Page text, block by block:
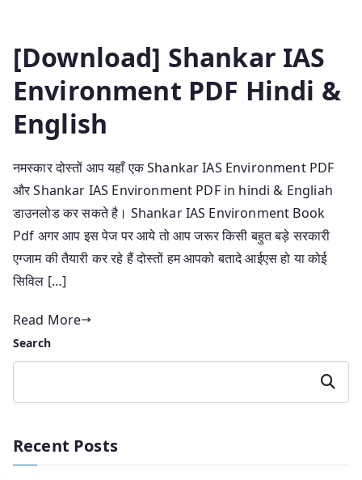
[Download] Shankar IAS
Environment PDF Hindi &
English
नमस्कार दोस्तों आप यहाँ एक Shankar IAS Environment PDF
और Shankar IAS Environment PDF in hindi & Engliah
डाउनलोड कर सकते है। Shankar IAS Environment Book
Pdf अगर आप इस पेज पर आये तो आप जरूर किसी बहुत बड़े सरकारी
एग्जाम की तैयारी कर रहे हैं दोस्तों हम आपको बतादे आईएस हो या कोई
सिविल […]
Read More
Search
Search
Recent Posts